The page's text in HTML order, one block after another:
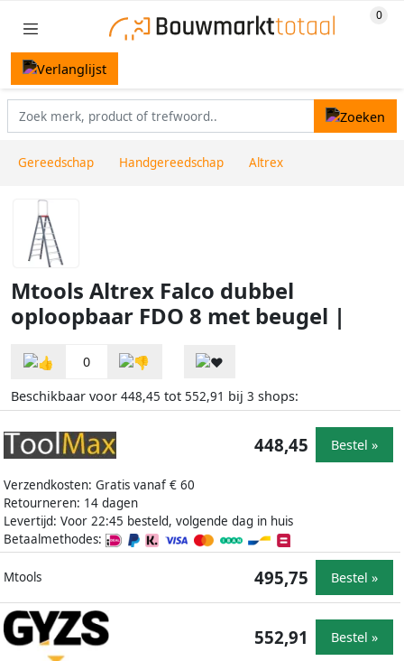
Gereedschap Handgereedschap Altrex
Mtools Altrex Falco dubbel
oploopbaar FDO 8 met beugel |
0
Beschikbaar voor 448,45 tot 552,91 bij 3 shops:
Verzendkosten: Gratis vanaf € 60
Retourneren: 14 dagen
Levertijd: Voor 22:45 besteld, volgende dag in huis
Betaalmethodes:
448,45 Bestel »
Mtools 495,75 Bestel »
552,91 Bestel »